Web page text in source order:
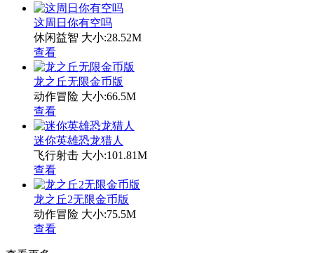
这周日你有空吗
休闲益智 大小:28.52M
查看
龙之丘无限金币版
动作冒险 大小:66.5M
查看
迷你英雄恐龙猎人
飞行射击 大小:101.81M
查看
龙之丘2无限金币版
动作冒险 大小:75.5M
查看